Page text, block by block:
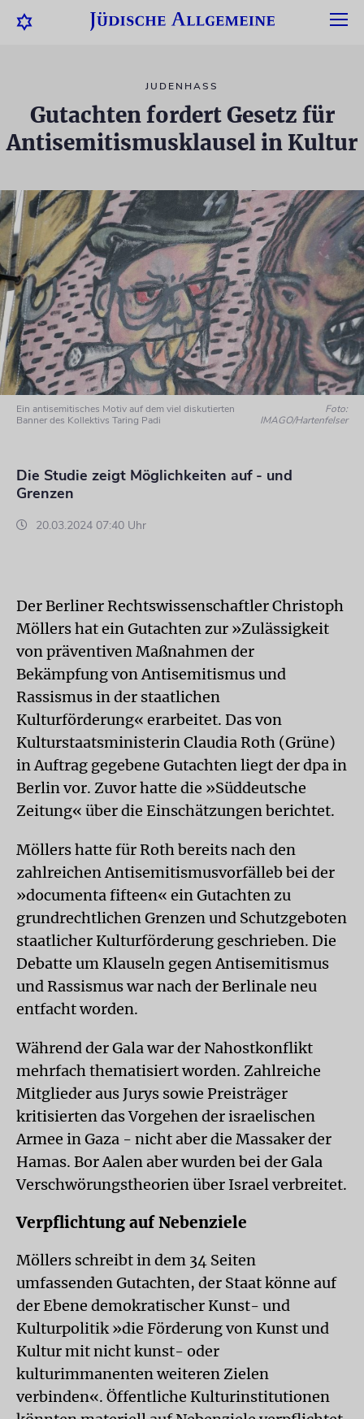
JUDENHASS
Gutachten fordert Gesetz für
Antisemitismusklausel in Kultur
Ein antisemitisches Motiv auf dem viel diskutierten
Banner des Kollektivs Taring Padi
Foto:
IMAGO/Hartenfelser
Die Studie zeigt Möglichkeiten auf - und
Grenzen
20.03.2024 07:40 Uhr
Der Berliner Rechtswissenschaftler Christoph
Möllers hat ein Gutachten zur »Zulässigkeit
von präventiven Maßnahmen der
Bekämpfung von Antisemitismus und
Rassismus in der staatlichen
Kulturförderung« erarbeitet. Das von
Kulturstaatsministerin Claudia Roth (Grüne)
in Auftrag gegebene Gutachten liegt der dpa in
Berlin vor. Zuvor hatte die »Süddeutsche
Zeitung« über die Einschätzungen berichtet.
Möllers hatte für Roth bereits nach den
zahlreichen Antisemitismusvorfälleb bei der
»documenta fifteen« ein Gutachten zu
grundrechtlichen Grenzen und Schutzgeboten
staatlicher Kulturförderung geschrieben. Die
Debatte um Klauseln gegen Antisemitismus
und Rassismus war nach der Berlinale neu
entfacht worden.
Während der Gala war der Nahostkonflikt
mehrfach thematisiert worden. Zahlreiche
Mitglieder aus Jurys sowie Preisträger
kritisierten das Vorgehen der israelischen
Armee in Gaza - nicht aber die Massaker der
Hamas. Bor Aalen aber wurden bei der Gala
Verschwörungstheorien über Israel verbreitet.
Verpflichtung auf Nebenziele
Möllers schreibt in dem 34 Seiten
umfassenden Gutachten, der Staat könne auf
der Ebene demokratischer Kunst- und
Kulturpolitik »die Förderung von Kunst und
Kultur mit nicht kunst- oder
kulturimmanenten weiteren Zielen
verbinden«. Öffentliche Kulturinstitutionen